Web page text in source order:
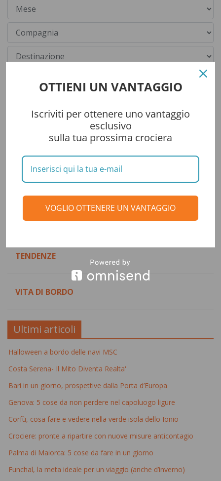
Categorie
CONSIGLI DI VIAGGIO
DESTINAZIONI
TENDENZE
VITA DI BORDO
Ultimi articoli
Halloween a bordo delle navi MSC
Costa Serena- Il Mito Diventa Realta'
Bari in un giorno, prospettive dalla Porta d’Europa
Genova: 5 cose da non perdere nel capoluogo ligure
Corfù, cosa fare e vedere nella verde isola dello Ionio
Crociere: pronte a ripartire con nuove misure anticontagio
Palma di Maiorca: 5 cose da fare in un giorno
Funchal, la meta ideale per un viaggio (anche d’inverno)
OTTIENI UN VANTAGGIO
Iscriviti per ottenere uno vantaggio
esclusivo
sulla tua prossima crociera
VOGLIO OTTENERE UN VANTAGGIO